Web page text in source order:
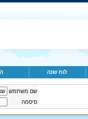
לוח שנה
שם משתמש
סיסמה